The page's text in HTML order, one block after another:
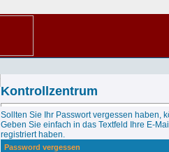
Kontrollzentrum
Sollten Sie Ihr Passwort vergessen haben,
Geben Sie einfach in das Textfeld Ihre E-
registriert haben.
Password vergessen